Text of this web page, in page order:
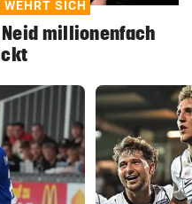
SICH
millionenfach